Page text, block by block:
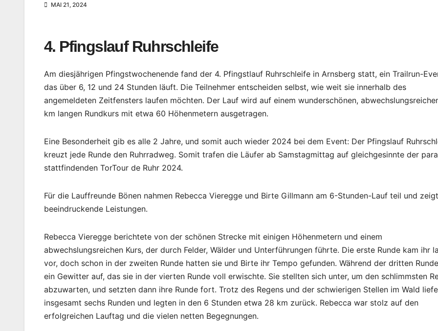
MAI 21, 2024
4. Pfingslauf Ruhrschleife
Am diesjährigen Pfingstwochenende fand der 4. Pfingstlauf Ruhrschleife in Arnsberg statt, ein Trailrun-
das über 6, 12 und 24 Stunden läuft. Die Teilnehmer entscheiden selbst, wie weit sie innerhalb des
angemeldeten Zeitfensters laufen möchten. Der Lauf wird auf einem wunderschönen,
km langen Rundkurs mit etwa 60 Höhenmetern ausgetragen.
Eine Besonderheit gib es alle 2 Jahre, und somit auch wieder 2024 bei dem Event: Der Pfingslauf
kreuzt jede Runde den Ruhrradweg. Somit trafen die Läufer ab Samstagmittag auf gleichgesinnte der
stattfindenden TorTour de Ruhr 2024.
Für die Lauffreunde Bönen nahmen Rebecca Vieregge und Birte Gillmann am 6-Stunden-Lauf teil und
beeindruckende Leistungen.
Rebecca Vieregge berichtete von der schönen Strecke mit einigen Höhenmetern und einem
abwechslungsreichen Kurs, der durch Felder, Wälder und Unterführungen führte. Die erste Runde kam ihr
vor, doch schon in der zweiten Runde hatten sie und Birte ihr Tempo gefunden. Während der dritten
ein Gewitter auf, das sie in der vierten Runde voll erwischte. Sie stellten sich unter, um den schlimmsten
abzuwarten, und setzten dann ihre Runde fort. Trotz des Regens und der schwierigen Stellen im Wald
insgesamt sechs Runden und legten in den 6 Stunden etwa 28 km zurück. Rebecca war stolz auf den
erfolgreichen Lauftag und die vielen netten Begegnungen.